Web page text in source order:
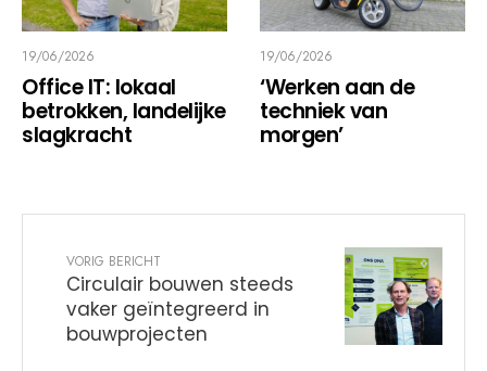
19/06/2026
Office IT: lokaal
betrokken, landelijke
slagkracht
19/06/2026
‘Werken aan de
techniek van
morgen’
VORIG BERICHT
Circulair bouwen steeds
vaker geïntegreerd in
bouwprojecten